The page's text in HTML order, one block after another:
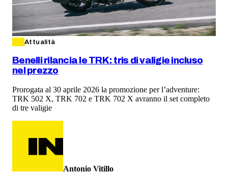
Attualità
Benelli rilancia le TRK: tris di valigie incluso
nel prezzo
Prorogata al 30 aprile 2026 la promozione per l’adventure:
TRK 502 X, TRK 702 e TRK 702 X avranno il set completo
di tre valigie
Antonio Vitillo